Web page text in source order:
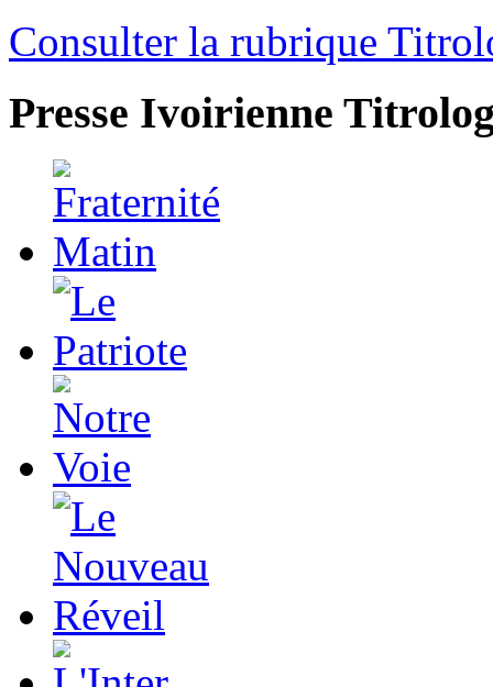
Consulter la rubrique
Presse Ivoirienne